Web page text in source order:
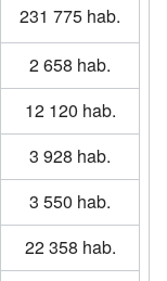
231 775 hab.
2 658 hab.
12 120 hab.
3 928 hab.
3 550 hab.
22 358 hab.